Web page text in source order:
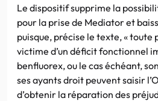
Le dispositif supprime la
pour la prise de Mediator et
puisque, précise le texte, « toute
victime d’un déficit fonctionnel
benfluorex, ou le cas échéant,
ses ayants droit peuvent saisir
d’obtenir la réparation des